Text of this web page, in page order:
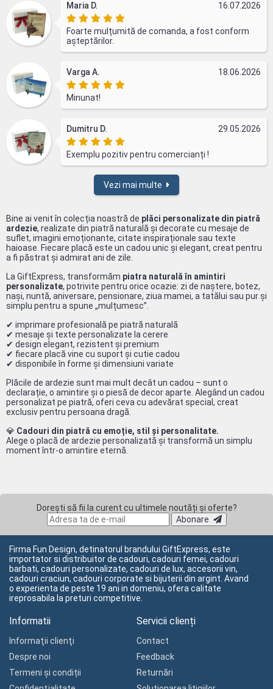
Maria D. 16.07.2026
Foarte mulțumită de comanda, a fost conform
așteptărilor.
Varga A. 18.06.2026
Minunat!
Dumitru D. 29.05.2026
Exemplu pozitiv pentru comercianți !
Vezi mai multe
Bine ai venit în colecția noastră de plăci personalizate din piatră
ardezie, realizate din piatră naturală și decorate cu mesaje de
suflet, imagini emoționante, citate inspiraționale sau texte
haioase. Fiecare placă este un cadou unic și elegant, creat pentru
a fi păstrat și admirat ani de zile.
La GiftExpress, transformăm piatra naturală în amintiri
personalizate, potrivite pentru orice ocazie: zi de naștere, botez,
nași, nuntă, aniversare, pensionare, ziua mamei, a tatălui sau pur și
simplu pentru a spune „mulțumesc”.
✔ imprimare profesională pe piatră naturală
✔ mesaje și texte personalizate la cerere
✔ design elegant, rezistent și premium
✔ fiecare placă vine cu suport și cutie cadou
✔ disponibile în forme și dimensiuni variate
Plăcile de ardezie sunt mai mult decât un cadou – sunt o
declarație, o amintire și o piesă de decor aparte. Alegând un cadou
personalizat pe piatră, oferi ceva cu adevărat special, creat
exclusiv pentru persoana dragă.
💎 Cadouri din piatră cu emoție, stil și personalitate.
Alege o placă de ardezie personalizată și transformă un simplu
moment într-o amintire eternă.
Dorești să fii la curent cu ultimele noutăți și oferte?
Abonare
Firma Fun Design, detinatorul brandului GiftExpress, este
importator si distribuitor de cadouri, cadouri femei, cadouri
barbati, cadouri personalizate, cadouri de lux, accesorii vin,
cadouri craciun, cadouri corporate si bijuterii din argint. Avand
o experienta de peste 19 ani in domeniu, ofera calitate
ireprosabila la preturi competitive.
Informatii
Informaţii clienţi
Despre noi
Termeni și condiții
Servicii clienți
Contact
Feedback
Returnări